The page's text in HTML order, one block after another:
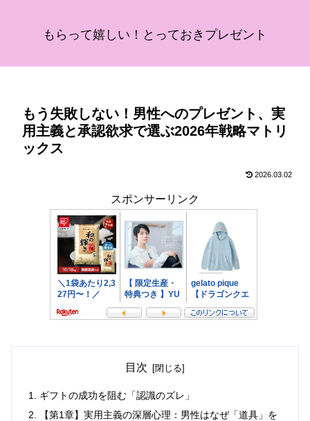
もらって嬉しい！とっておきプレゼント
もう失敗しない！男性へのプレゼント、実
用主義と承認欲求で選ぶ2026年戦略マトリ
ックス
2026.03.02
スポンサーリンク
目次
ギフトの成功を阻む「認識のズレ」
【第1章】実用主義の深層心理：男性はなぜ「道具」を